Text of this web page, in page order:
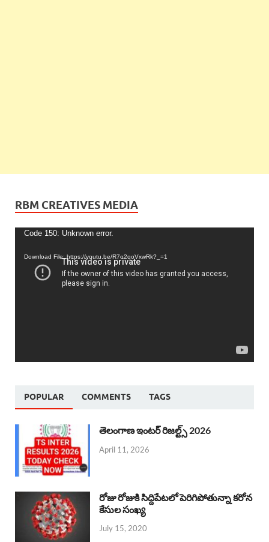
RBM CREATIVES MEDIA
Video
Code 150: Unknown error.
Download File: https://youtu.be/R7o2qoVxwRk?_=1
POPULAR COMMENTS TAGS
తెలంగాణ ఇంటర్ రిజల్ట్స్ 2026
April 11, 2026
రోజు రోజుకి సిద్దిపేటలో పెరిగిపోతున్నా కరోన
కేసుల సంఖ్య
July 15, 2020